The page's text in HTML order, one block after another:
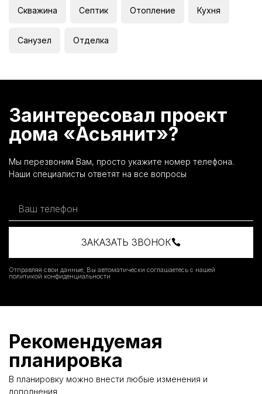
Скважина Септик Отопление Кухня
Санузел Отделка
Заинтересовал проект
дома «Асьянит»?
Мы перезвоним Вам, просто укажите номер телефона.
Наши специалисты ответят на все вопросы
ЗАКАЗАТЬ ЗВОНОК
Отправляя свои данные, Вы автоматически соглашаетесь с нашей
политикой конфиденциальности
Рекомендуемая
планировка
В планировку можно внести любые изменения и
дополнения